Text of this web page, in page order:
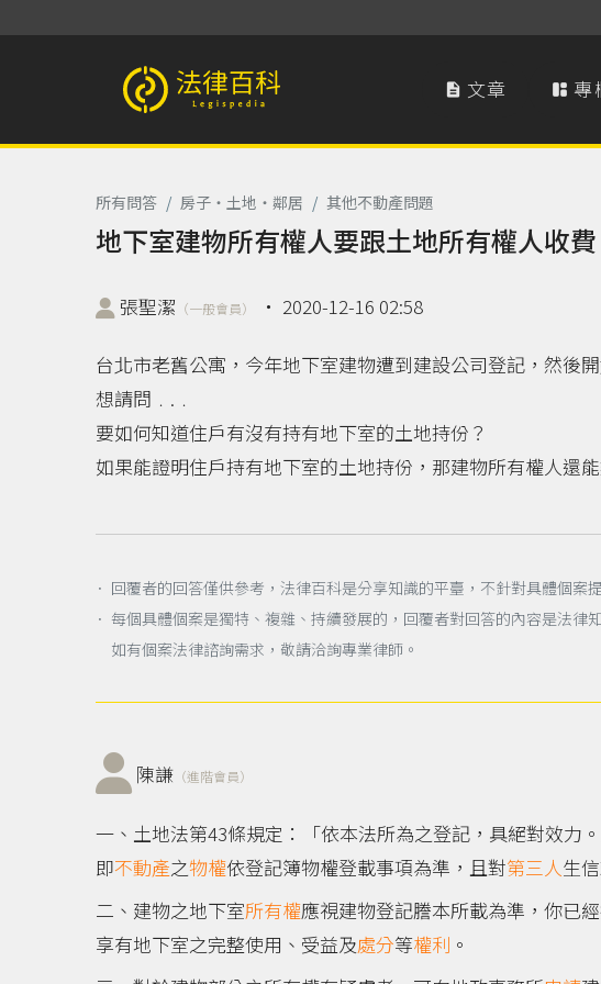
法律百科 Legispedia  文章  專
所有問答 / 房子‧土地‧鄰居 / 其他不動產問題
地下室建物所有權人要跟土地所有權人收費
張聖潔 （一般會員） ‧ 2020-12-16 02:58
台北市老舊公寓，今年地下室建物遭到建設公司登記，然後
想請問﹒.﹒
要如何知道住戶有沒有持有地下室的土地持份？
如果能證明住戶持有地下室的土地持份，那建物所有權人還
． 回覆者的回答僅供參考，法律百科是分享知識的平臺，不針對具體個案
． 每個具體個案是獨特、複雜、持續發展的，回覆者對回答的內容是法律
如有個案法律諮詢需求，敬請洽詢專業律師。
陳謙 （進階會員）
一、土地法第43條規定：「依本法所為之登記，具絕對效力
即不動產之物權依登記簿物權登載事項為準，且對第三人生
二、建物之地下室所有權應視建物登記謄本所載為準，你已
享有地下室之完整使用、受益及處分等權利 。